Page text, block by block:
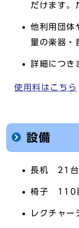
だけます。
他利用団体
量の楽器・
詳細につき
使用料はこちら
設備
長机 21台
椅子 110
レクチャ